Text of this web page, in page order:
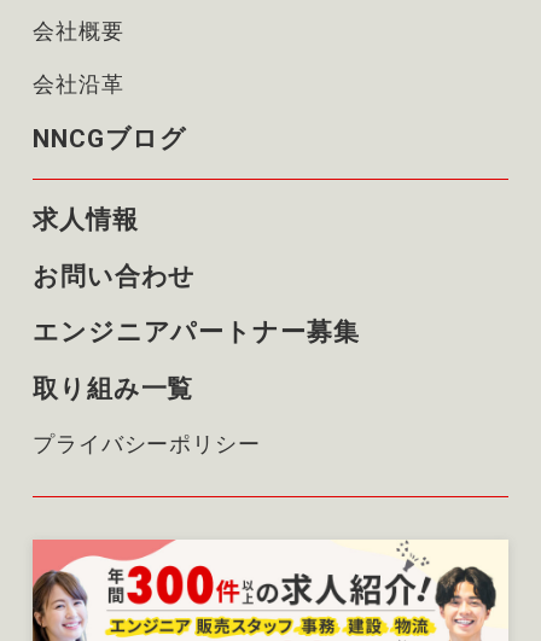
会社概要
会社沿革
NNCGブログ
求人情報
お問い合わせ
エンジニアパートナー募集
取り組み一覧
プライバシーポリシー